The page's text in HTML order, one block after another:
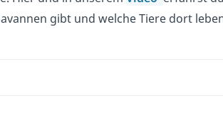
gibt und welche Tiere dort